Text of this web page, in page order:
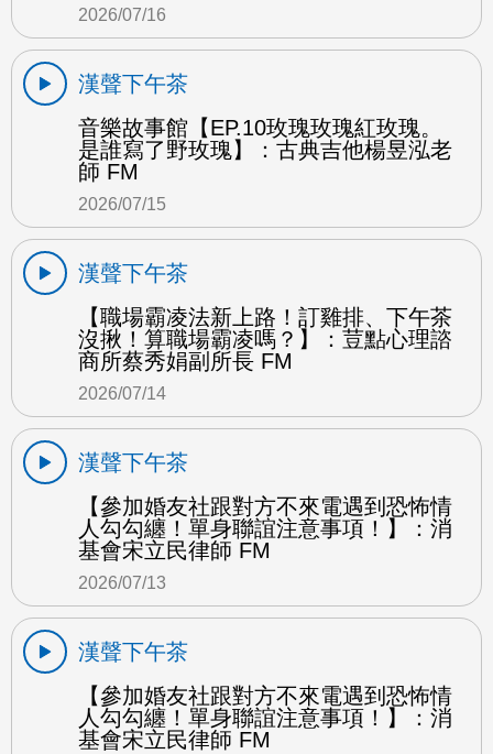
2026/07/16
漢聲下午茶
音樂故事館【EP.10玫瑰玫瑰紅玫瑰。
是誰寫了野玫瑰】：古典吉他楊昱泓老
師 FM
2026/07/15
漢聲下午茶
【職場霸凌法新上路！訂雞排、下午茶
沒揪！算職場霸凌嗎？】：荳點心理諮
商所蔡秀娟副所長 FM
2026/07/14
漢聲下午茶
【參加婚友社跟對方不來電遇到恐怖情
人勾勾纏！單身聯誼注意事項！】：消
基會宋立民律師 FM
2026/07/13
漢聲下午茶
【參加婚友社跟對方不來電遇到恐怖情
人勾勾纏！單身聯誼注意事項！】：消
基會宋立民律師 FM